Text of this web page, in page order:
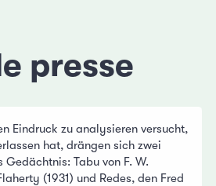
presse
Eindruck zu analysieren versucht,
hat, drängen sich zwei
Tabu von F. W.
(1931) und Redes, den Fred